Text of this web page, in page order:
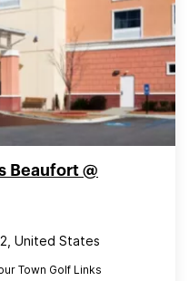
Beaufort @
United States
Town Golf Links